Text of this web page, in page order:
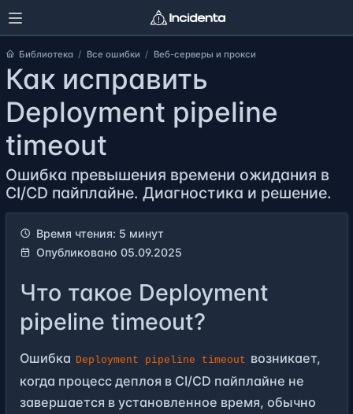
Библиотека Все ошибки Веб-серверы и прокси
Как исправить
Deployment pipeline
timeout
Ошибка превышения времени ожидания в
CI/CD пайплайне. Диагностика и решение.
Время чтения: 5 минут
Опубликовано 05.09.2025
Что такое Deployment
pipeline timeout?
Ошибка Deployment pipeline timeout возникает,
когда процесс деплоя в CI/CD пайплайне не
завершается в установленное время, обычно